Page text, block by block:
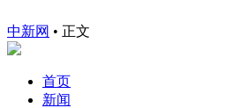
中新网 • 正文
首页
新闻